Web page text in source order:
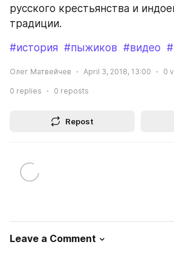
русского крестьянства и
традиции.
#история #пыжиков #видео
Олег Матвейчев April 3, 2018, 13:00 0
0 replies 0 reposts
Repost
Leave a Comment